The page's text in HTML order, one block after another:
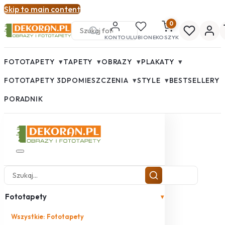
Skip to main content
KONTOULUBIONE
0
KOSZYK
FOTOTAPETY ▾TAPETY ▾OBRAZY ▾PLAKATY ▾
FOTOTAPETY 3DPOMIESZCZENIA ▾STYLE ▾BESTSELLERY
PORADNIK
Fototapety ▾
Wszystkie: Fototapety